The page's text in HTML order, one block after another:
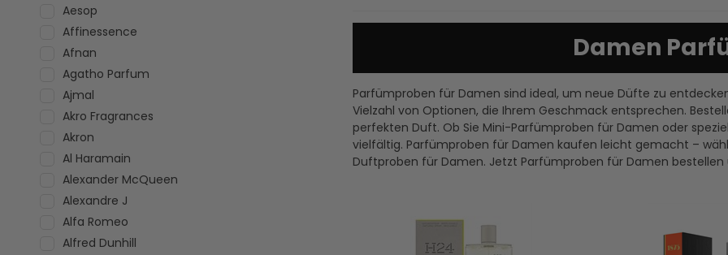
Aesop
Affinessence
Afnan
Agatho Parfum
Ajmal
Akro Fragrances
Akron
Al Haramain
Alexander McQueen
Alexandre J
Alfa Romeo
Alfred Dunhill
Damen
Parfümproben für Damen sind ideal, um neue Düfte zu
Vielzahl von Optionen, die Ihrem Geschmack entsprechen.
perfekten Duft. Ob Sie Mini-Parfümproben für Damen oder
vielfältig. Parfümproben für Damen kaufen leicht gemacht –
Duftproben für Damen. Jetzt Parfümproben für Damen bestellen